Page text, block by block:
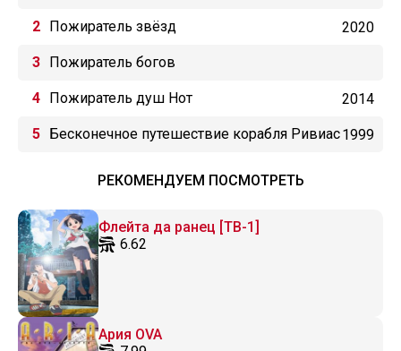
Пожиратель звёзд 2020
Пожиратель богов
Пожиратель душ Нот 2014
Бесконечное путешествие корабля Ривиас1999
РЕКОМЕНДУЕМ ПОСМОТРЕТЬ
Флейта да ранец [ТВ-1]
6.62
Ария OVA